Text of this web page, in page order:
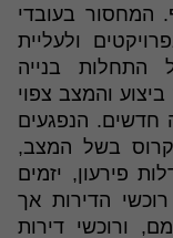
המחסור בעובדי
ולעליית
התחלות בנייה
והמצב צפוי
חדשים. הנפגעים
בשל המצב,
פירעון, יזמים
הדירות אך
ורוכשי דירות